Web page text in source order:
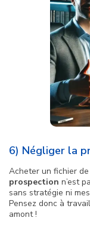
6) Négliger la
Acheter un fichier
prospection n’est
sans stratégie ni
Pensez donc à
amont !